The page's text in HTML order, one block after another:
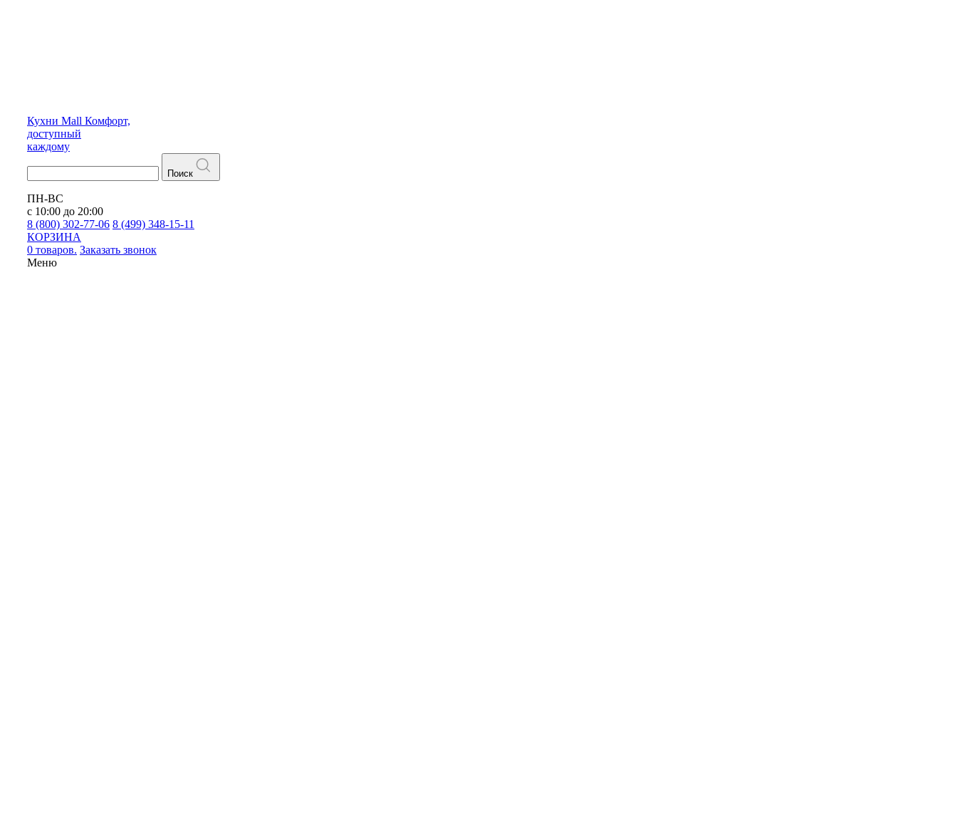
Кухни Mall Комфорт,
доступный
каждому
Поиск
ПН-ВС
с 10:00 до 20:00
8 (800) 302-77-06 8 (499) 348-15-11
КОРЗИНА
0 товаров. Заказать звонок
Меню